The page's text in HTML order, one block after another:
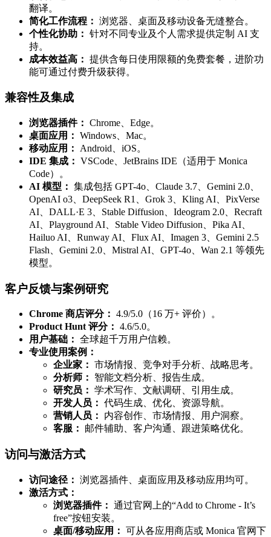
翻译。
简化工作流程： 浏览器、桌面及移动设备无缝整合。
个性化协助： 针对不同专业及个人需求提供定制 AI 支
持。
成本效益高： 提供含每日使用限额的免费套餐，进阶功
能可通过付费升级获得。
兼容性及集成
浏览器插件： Chrome、Edge。
桌面应用： Windows、Mac。
移动应用：
Android、iOS。
IDE 集成： VSCode、JetBrains IDE（适用于 Monica
Code）。
AI 模型： 集成包括 GPT-4o、Claude 3.7、Gemini 2.0、
OpenAI o3、DeepSeek R1、Grok 3、Kling AI、PixVerse
AI、DALL·E 3、Stable Diffusion、Ideogram 2.0、Recraft
AI、Playground AI、Stable Video Diffusion、Pika AI、
Hailuo AI、Runway AI、Flux AI、Imagen 3、Gemini 2.5
Flash、Gemini 2.0、Mistral AI、GPT-4o、Wan 2.1 等领先
模型。
客户反馈与案例研究
Chrome 商店评分： 4.9/5.0（16 万+ 评价）。
Product Hunt 评分： 4.6/5.0。
用户基础： 全球超千万用户信赖。
专业使用案例：
企业家： 市场情报、竞争对手分析、战略思考。
分析师：
智能文档分析、报告生成。
研究员： 学术写作、文献调研、引用生成。
开发人员： 代码生成、优化、资源导航。
营销人员：
内容创作、市场情报、用户洞察。
客服：
邮件辅助、客户沟通、跟进策略优化。
访问与激活方式
访问途径： 浏览器插件、桌面应用及移动应用均可。
激活方式：
浏览器插件： 通过官网上的“Add to Chrome - It’s
free”按钮安装。
桌面/移动应用： 可从各应用商店或 Monica 官网下